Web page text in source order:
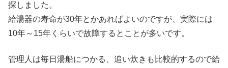
探しました。
給湯器の寿命が30年とかあればよいのですが、実際には
10年～15年くらいで故障するとことが多いです。
管理人は毎日湯船につかる、追い炊きも比較的するので給